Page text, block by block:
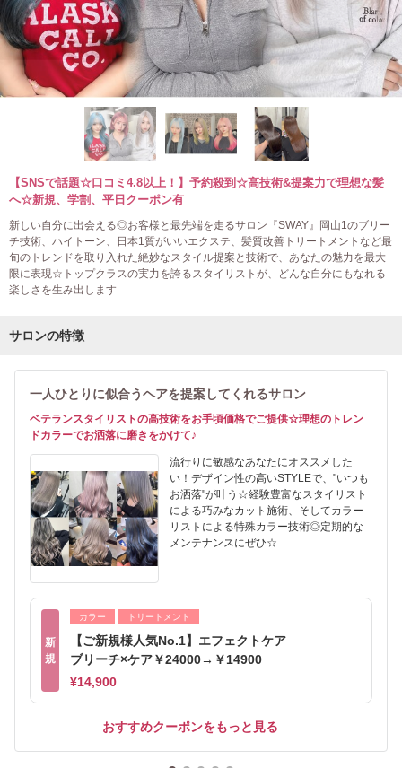
【SNSで話題☆口コミ4.8以上！】予約殺到☆高技術&提案力で理想な髪
へ☆新規、学割、平日クーポン有
新しい自分に出会える◎お客様と最先端を走るサロン『SWAY』岡山1のブリー
チ技術、ハイトーン、日本1質がいいエクステ、髪質改善トリートメントなど最
旬のトレンドを取り入れた絶妙なスタイル提案と技術で、あなたの魅力を最大
限に表現☆トップクラスの実力を誇るスタイリストが、どんな自分にもなれる
楽しさを生み出します
サロンの特徴
一人ひとりに似合うヘアを提案してくれるサロン
ベテランスタイリストの高技術をお手頃価格でご提供☆理想のトレン
ドカラーでお洒落に磨きをかけて♪
流行りに敏感なあなたにオススメした
い！デザイン性の高いSTYLEで、"いつも
お洒落"が叶う☆経験豊富なスタイリスト
による巧みなカット施術、そしてカラー
リストによる特殊カラー技術◎定期的な
メンテナンスにぜひ☆
新
規
カラー トリートメント
【ご新規様人気No.1】エフェクトケア
ブリーチ×ケア￥24000→￥14900
¥14,900
おすすめクーポンをもっと見る